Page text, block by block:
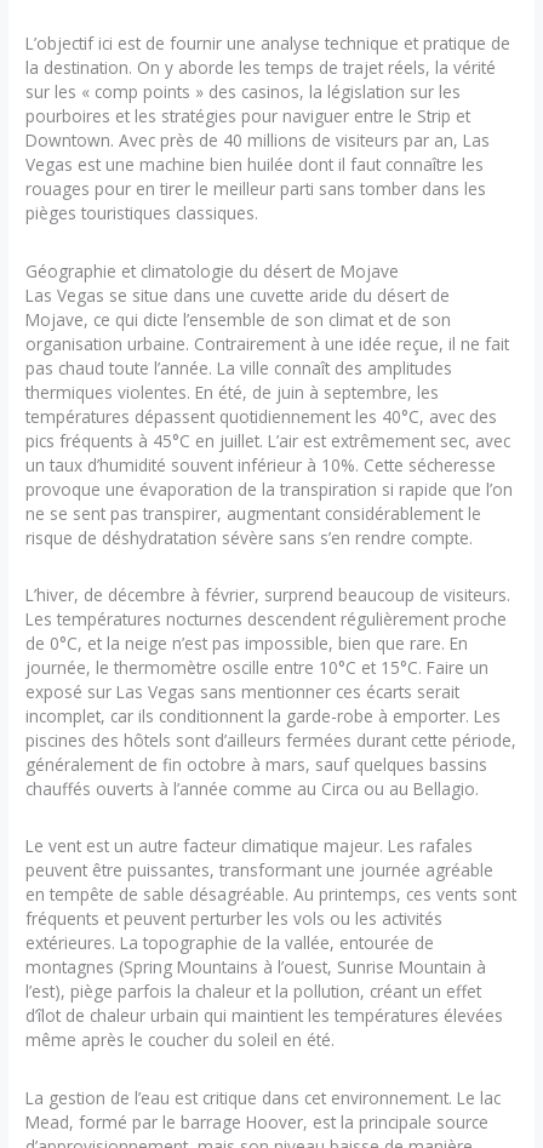
L’objectif ici est de fournir une analyse technique et pratique de
la destination. On y aborde les temps de trajet réels, la vérité
sur les « comp points » des casinos, la législation sur les
pourboires et les stratégies pour naviguer entre le Strip et
Downtown. Avec près de 40 millions de visiteurs par an, Las
Vegas est une machine bien huilée dont il faut connaître les
rouages pour en tirer le meilleur parti sans tomber dans les
pièges touristiques classiques.
Géographie et climatologie du désert de Mojave
Las Vegas se situe dans une cuvette aride du désert de
Mojave, ce qui dicte l’ensemble de son climat et de son
organisation urbaine. Contrairement à une idée reçue, il ne fait
pas chaud toute l’année. La ville connaît des amplitudes
thermiques violentes. En été, de juin à septembre, les
températures dépassent quotidiennement les 40°C, avec des
pics fréquents à 45°C en juillet. L’air est extrêmement sec, avec
un taux d’humidité souvent inférieur à 10%. Cette sécheresse
provoque une évaporation de la transpiration si rapide que l’on
ne se sent pas transpirer, augmentant considérablement le
risque de déshydratation sévère sans s’en rendre compte.
L’hiver, de décembre à février, surprend beaucoup de visiteurs.
Les températures nocturnes descendent régulièrement proche
de 0°C, et la neige n’est pas impossible, bien que rare. En
journée, le thermomètre oscille entre 10°C et 15°C. Faire un
exposé sur Las Vegas sans mentionner ces écarts serait
incomplet, car ils conditionnent la garde-robe à emporter. Les
piscines des hôtels sont d’ailleurs fermées durant cette période,
généralement de fin octobre à mars, sauf quelques bassins
chauffés ouverts à l’année comme au Circa ou au Bellagio.
Le vent est un autre facteur climatique majeur. Les rafales
peuvent être puissantes, transformant une journée agréable
en tempête de sable désagréable. Au printemps, ces vents sont
fréquents et peuvent perturber les vols ou les activités
extérieures. La topographie de la vallée, entourée de
montagnes (Spring Mountains à l’ouest, Sunrise Mountain à
l’est), piège parfois la chaleur et la pollution, créant un effet
d’îlot de chaleur urbain qui maintient les températures élevées
même après le coucher du soleil en été.
La gestion de l’eau est critique dans cet environnement. Le lac
Mead, formé par le barrage Hoover, est la principale source